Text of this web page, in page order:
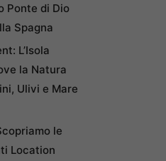
Ponte di Dio
Spagna
L’Isola
la Natura
Ulivi e Mare
le
Location